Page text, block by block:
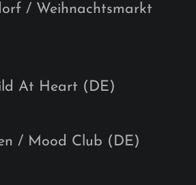
/ Weihnachtsmarkt
At Heart (DE)
/ Mood Club (DE)